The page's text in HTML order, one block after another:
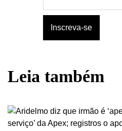
Leia também